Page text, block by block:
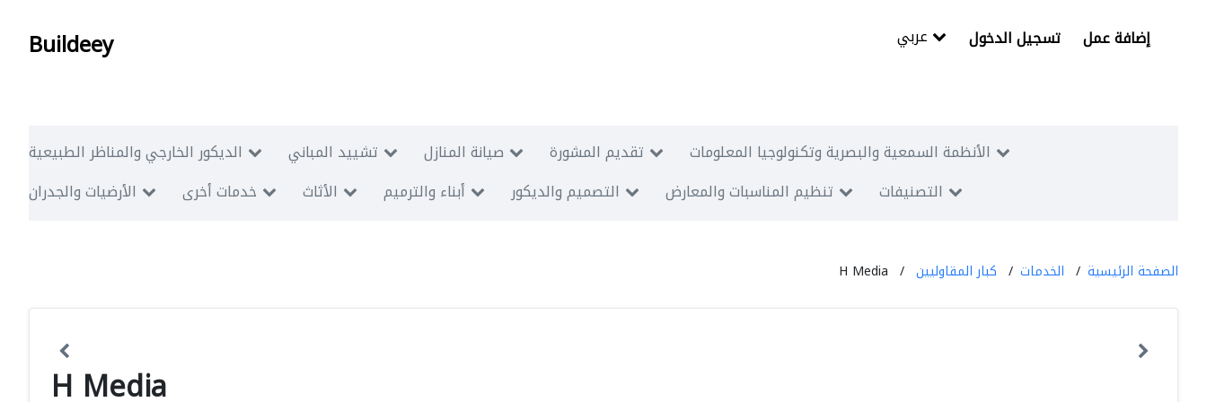
Buildeey تسجيل الدخول إضافة عمل
الديكور الخارجي والمناظر الطبيعية تشييد المباني صيانة المنازل تقديم المشورة
الأنظمة السمعية والبصرية وتكنولوجيا المعلومات
الأرضيات والجدران
خدمات أخرى الأثاث أبناء والترميم التصميم والديكور تنظيم المناسبات والمعارض التصنيفات
الصفحة الرئيسية الخدمات كبار المقاوليين H Media
H Media